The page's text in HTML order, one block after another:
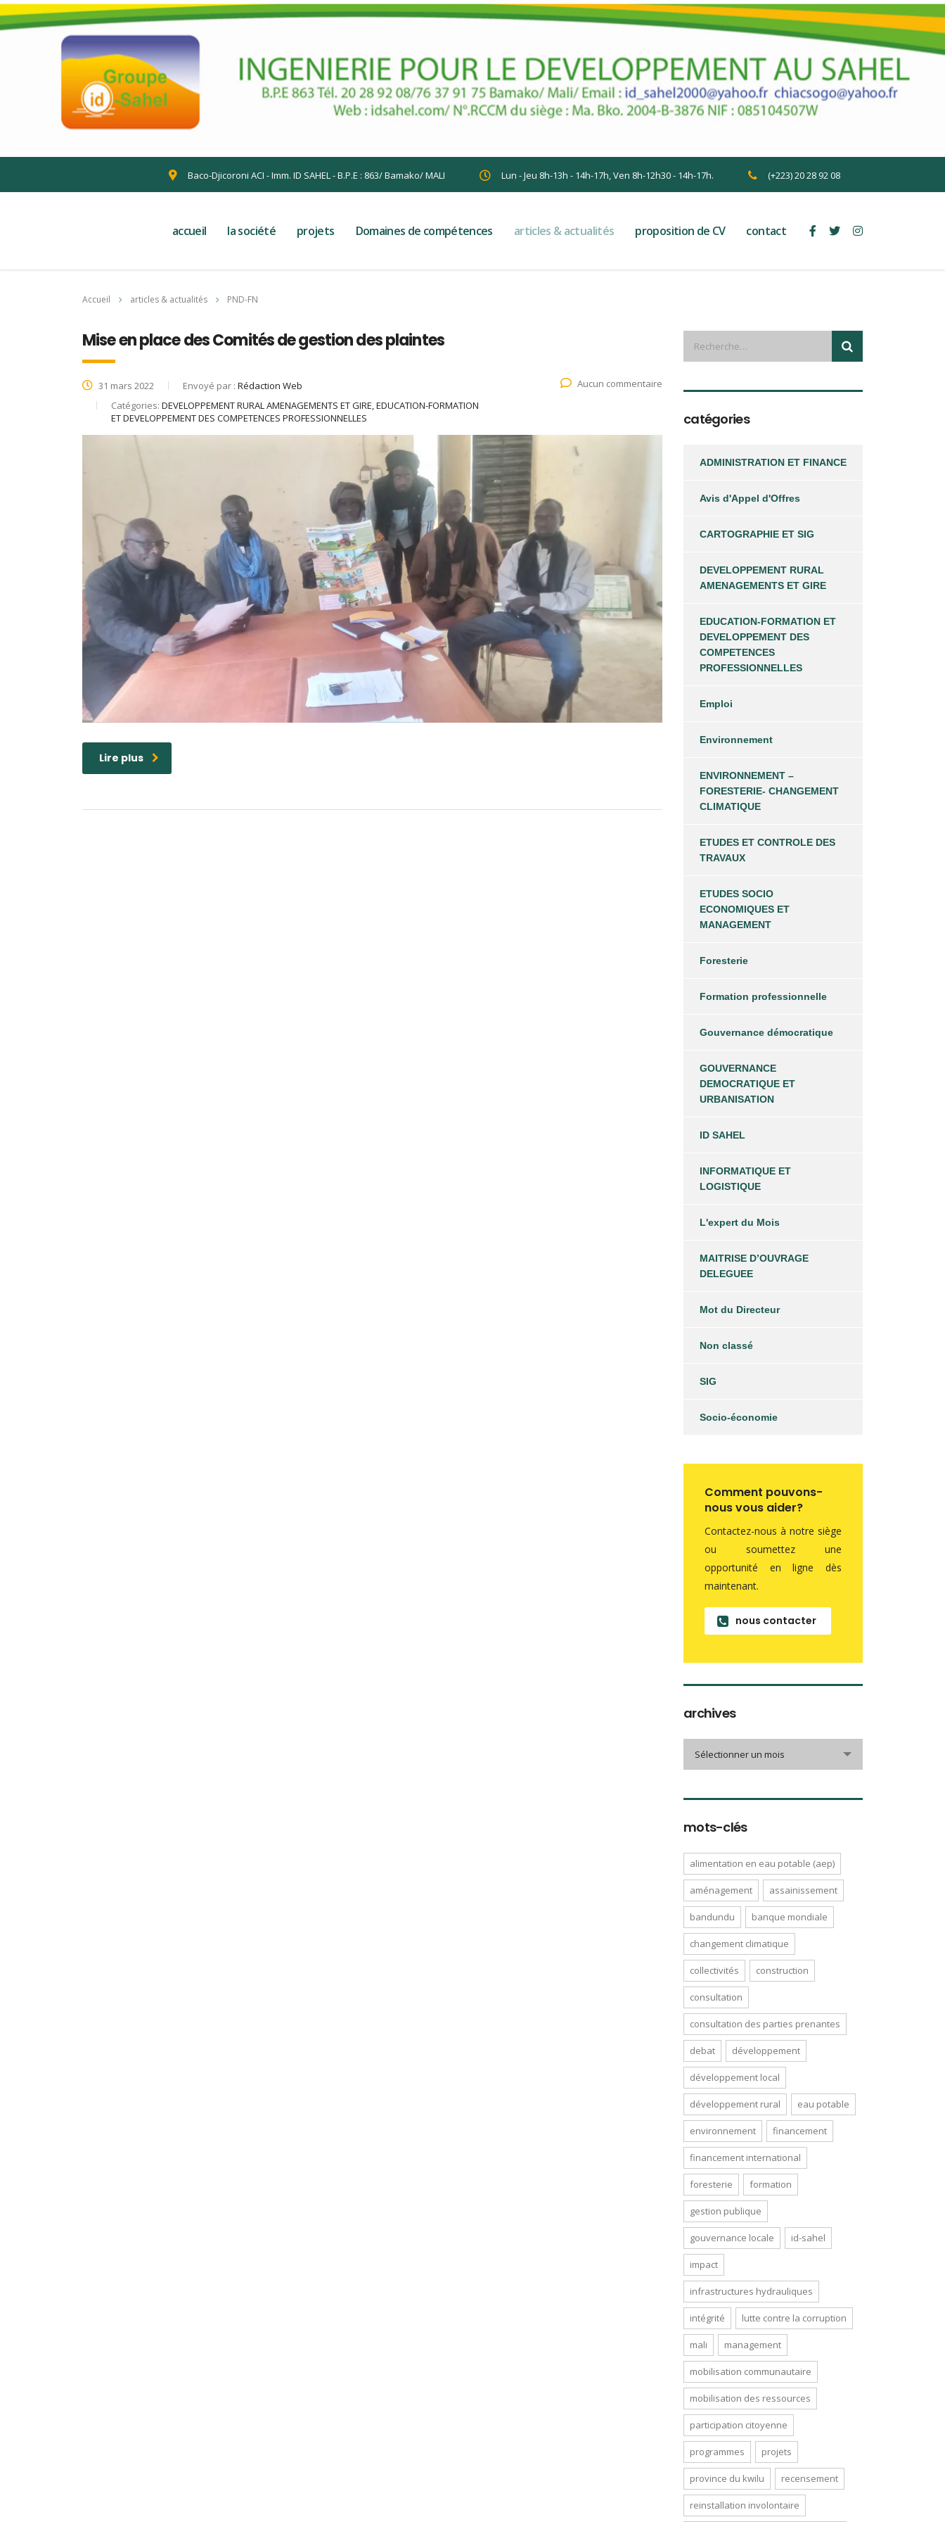
Baco-Djicoroni ACI - Imm. ID SAHEL - B.P.E : 863/ Bamako/ MALI Lun - Jeu 8h-13h - 14h-17h, Ven 8h-12h30 - 14h-17h. (+223) 20 28 92 08
accueil la société projets Domaines de compétences articles & actualités proposition de CV contact
Accueil articles & actualités PND-FN
Mise en place des Comités de gestion des plaintes
31 mars 2022 Envoyé par : Rédaction Web
Catégories: DEVELOPPEMENT RURAL AMENAGEMENTS ET GIRE, EDUCATION-FORMATION
ET DEVELOPPEMENT DES COMPETENCES PROFESSIONNELLES
Aucun commentaire
Lire plus
catégories
ADMINISTRATION ET FINANCE
Avis d'Appel d'Offres
CARTOGRAPHIE ET SIG
DEVELOPPEMENT RURAL
AMENAGEMENTS ET GIRE
EDUCATION-FORMATION ET
DEVELOPPEMENT DES
COMPETENCES
PROFESSIONNELLES
Emploi
Environnement
ENVIRONNEMENT –
FORESTERIE- CHANGEMENT
CLIMATIQUE
ETUDES ET CONTROLE DES
TRAVAUX
ETUDES SOCIO
ECONOMIQUES ET
MANAGEMENT
Foresterie
Formation professionnelle
Gouvernance démocratique
GOUVERNANCE
DEMOCRATIQUE ET
URBANISATION
ID SAHEL
INFORMATIQUE ET
LOGISTIQUE
L'expert du Mois
MAITRISE D’OUVRAGE
DELEGUEE
Mot du Directeur
Non classé
SIG
Socio-économie
Comment pouvons-
nous vous aider?
Contactez-nous à notre siège
ou soumettez une
opportunité en ligne dès
maintenant.
nous contacter
archives
Sélectionner un mois
mots-clés
alimentation en eau potable (aep)
aménagement assainissement
bandundu banque mondiale
changement climatique
collectivités construction
consultation
consultation des parties prenantes
debat développement
développement local
développement rural eau potable
environnement financement
financement international
foresterie formation
gestion publique
gouvernance locale id-sahel
impact
infrastructures hydrauliques
intégrité lutte contre la corruption
mali management
mobilisation communautaire
mobilisation des ressources
participation citoyenne
programmes projets
province du kwilu recensement
reinstallation involontaire